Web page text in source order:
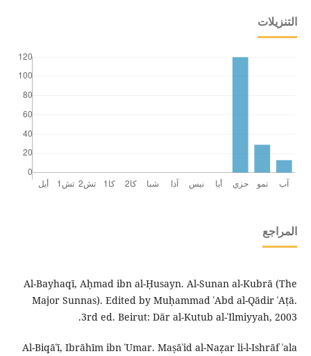
التنزيلات
المراجع
Al-Bayhaqī, Aḥmad ibn al-Ḥusayn. Al-Sunan al-Kubrā (The
Major Sunnas). Edited by Muḥammad ʿAbd al-Qādir ʿAṭā.
3rd ed. Beirut: Dār al-Kutub al-ʿIlmiyyah, 2003.
Al-Biqāʿī, Ibrāhīm ibn ʿUmar. Maṣāʾid al-Naẓar li-l-Ishrāf ʿala